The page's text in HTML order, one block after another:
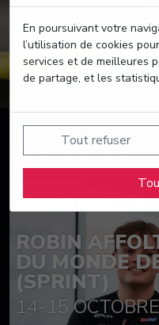
En poursuivant votre
l’utilisation de cookies
services et de meilleures
de partage, et les
Tout refuser
Suivez nos
ROBIN
DU MONDE
(SPRINT)
14-15